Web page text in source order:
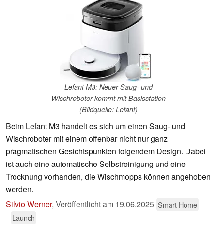
Lefant M3: Neuer Saug- und
Wischroboter kommt mit Basisstation
(Bildquelle: Lefant)
Beim Lefant M3 handelt es sich um einen Saug- und
Wischroboter mit einem offenbar nicht nur ganz
pragmatischen Gesichtspunkten folgendem Design. Dabei
ist auch eine automatische Selbstreinigung und eine
Trocknung vorhanden, die Wischmopps können angehoben
werden.
Silvio Werner, Veröffentlicht am 19.06.2025 Smart Home
Launch